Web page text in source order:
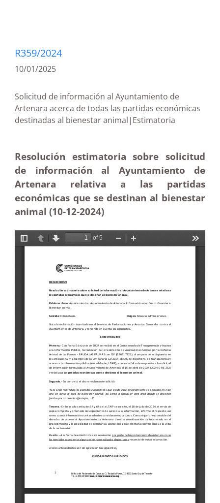
R359/2024
10/01/2025
Solicitud de información al Ayuntamiento de
Artenara acerca de todas las partidas económicas
destinadas al bienestar animal|Estimatoria
Resolución estimatoria sobre solicitud
de información al Ayuntamiento de
Artenara relativa a las partidas
económicas que se destinan al bienestar
animal (10-12-2024)